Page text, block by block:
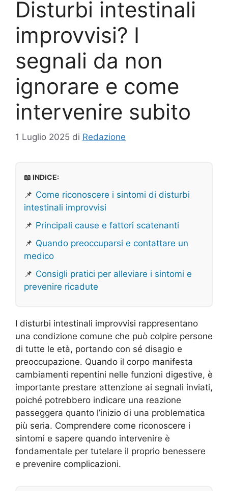
Disturbi intestinali
improvvisi? I
segnali da non
ignorare e come
intervenire subito
1 Luglio 2025 di Redazione
📖 INDICE:
📌 Come riconoscere i sintomi di disturbi
intestinali improvvisi
📌 Principali cause e fattori scatenanti
📌 Quando preoccuparsi e contattare un
medico
📌 Consigli pratici per alleviare i sintomi e
prevenire ricadute
I disturbi intestinali improvvisi rappresentano
una condizione comune che può colpire persone
di tutte le età, portando con sé disagio e
preoccupazione. Quando il corpo manifesta
cambiamenti repentini nelle funzioni digestive, è
importante prestare attenzione ai segnali inviati,
poiché potrebbero indicare una reazione
passeggera quanto l’inizio di una problematica
più seria. Comprendere come riconoscere i
sintomi e sapere quando intervenire è
fondamentale per tutelare il proprio benessere
e prevenire complicazioni.